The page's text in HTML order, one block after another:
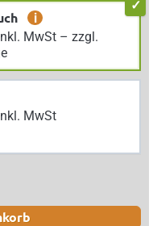
i
MwSt – zzgl.
MwSt